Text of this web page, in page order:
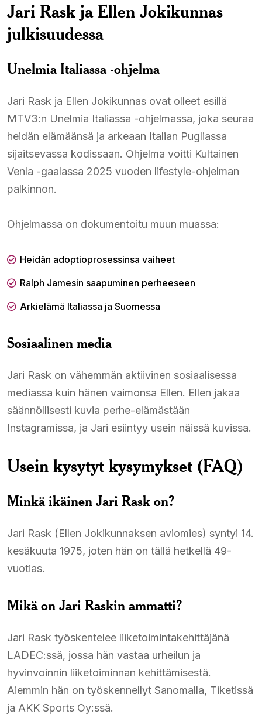
Jari Rask ja Ellen Jokikunnas
julkisuudessa
Unelmia Italiassa -ohjelma
Jari Rask ja Ellen Jokikunnas ovat olleet esillä
MTV3:n Unelmia Italiassa -ohjelmassa, joka seuraa
heidän elämäänsä ja arkeaan Italian Pugliassa
sijaitsevassa kodissaan. Ohjelma voitti Kultainen
Venla -gaalassa 2025 vuoden lifestyle-ohjelman
palkinnon.​
Ohjelmassa on dokumentoitu muun muassa:
Heidän adoptioprosessinsa vaiheet​
Ralph Jamesin saapuminen perheeseen​
Arkielämä Italiassa ja Suomessa​
Sosiaalinen media
Jari Rask on vähemmän aktiivinen sosiaalisessa
mediassa kuin hänen vaimonsa Ellen. Ellen jakaa
säännöllisesti kuvia perhe-elämästään
Instagramissa, ja Jari esiintyy usein näissä kuvissa.​
Usein kysytyt kysymykset (FAQ)
Minkä ikäinen Jari Rask on?
Jari Rask (Ellen Jokikunnaksen aviomies) syntyi 14.
kesäkuuta 1975, joten hän on tällä hetkellä 49-
vuotias.​
Mikä on Jari Raskin ammatti?
Jari Rask työskentelee liiketoimintakehittäjänä
LADEC:ssä, jossa hän vastaa urheilun ja
hyvinvoinnin liiketoiminnan kehittämisestä.
Aiemmin hän on työskennellyt Sanomalla, Tiketissä
ja AKK Sports Oy:ssä.​